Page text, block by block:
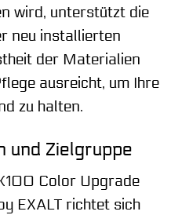
wird, unterstützt die
neu installierten
der Materialien
ausreicht, um Ihre
zu halten.
und Zielgruppe
Color Upgrade
EXALT richtet sich